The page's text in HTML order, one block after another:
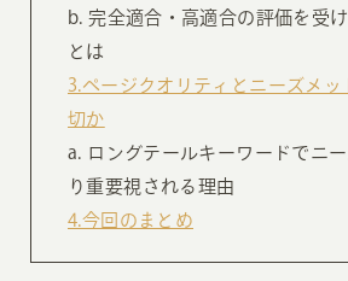
b. 完全適合・高適合の評価を受
とは
3.ページクオリティとニーズメッ
切か
a. ロングテールキーワードでニ
り重要視される理由
4.今回のまとめ